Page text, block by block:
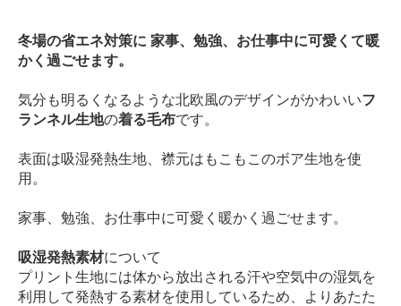
冬場の省エネ対策に 家事、勉強、お仕事中に可愛くて暖
かく過ごせます。
気分も明るくなるような北欧風のデザインがかわいいフ
ランネル生地の着る毛布です。
表面は吸湿発熱生地、襟元はもこもこのボア生地を使
用。
家事、勉強、お仕事中に可愛く暖かく過ごせます。
吸湿発熱素材について
プリント生地には体から放出される汗や空気中の湿気を
利用して発熱する素材を使用しているため、よりあたた